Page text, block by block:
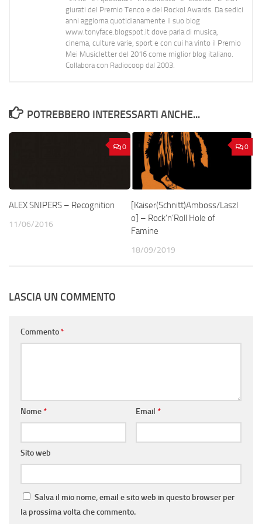
giurati del Premio Tenco e del Rockol Awards. Da sedici
anni aggiorna quotidianamente il suo blog
www.tonyface.blogspot.it dove parla di musica,
cinema, culture varie, sport e con cui ha vinto il Premio
Mei Musicletter del 2016 come miglior blog italiano.
Collabora con Radiocoop dal 2003.
POTREBBERO INTERESSARTI ANCHE...
0
ALEX SNIPERS – Recognition
11/06/2016
0
[Kaiser(Schnitt)Amboss/Laszl
o] – Rock’n’Roll Hole of
Famine
18/09/2019
LASCIA UN COMMENTO
Commento*
Nome* Email *
Sito web
Salva il mio nome, email e sito web in questo browser per
la prossima volta che commento.